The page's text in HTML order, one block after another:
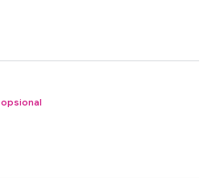
opsional